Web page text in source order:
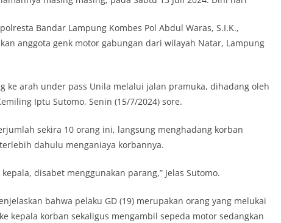
Bandar Lampung Kombes Pol Abdul Waras, S.I.K.,
anggota genk motor gabungan dari wilayah Natar, Lampung
ke arah under pass Unila melalui jalan pramuka, dihadang oleh
Iptu Sutomo, Senin (15/7/2024) sore.
sekira 10 orang ini, langsung menghadang korban
dahulu menganiaya korbannya.
disabet menggunakan parang,” Jelas Sutomo.
bahwa pelaku GD (19) merupakan orang yang melukai
kepala korban sekaligus mengambil sepeda motor sedangkan